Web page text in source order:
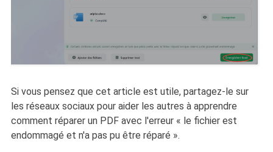
Si vous pensez que cet article est utile, partagez-le sur
les réseaux sociaux pour aider les autres à apprendre
comment réparer un PDF avec l'erreur « le fichier est
endommagé et n'a pas pu être réparé ».